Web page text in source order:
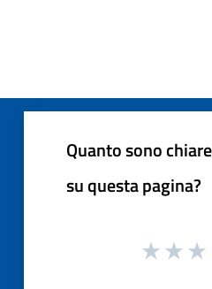
Quanto sono
su questa pagina?